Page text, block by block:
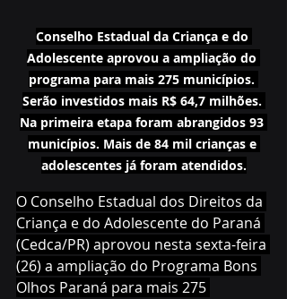
Conselho Estadual da Criança e do
Adolescente aprovou a ampliação do
programa para mais 275 municípios.
Serão investidos mais R$ 64,7 milhões.
Na primeira etapa foram abrangidos 93
municípios. Mais de 84 mil crianças e
adolescentes já foram atendidos.
O Conselho Estadual dos Direitos da
Criança e do Adolescente do Paraná
(Cedca/PR) aprovou nesta sexta-feira
(26) a ampliação do Programa Bons
Olhos Paraná para mais 275